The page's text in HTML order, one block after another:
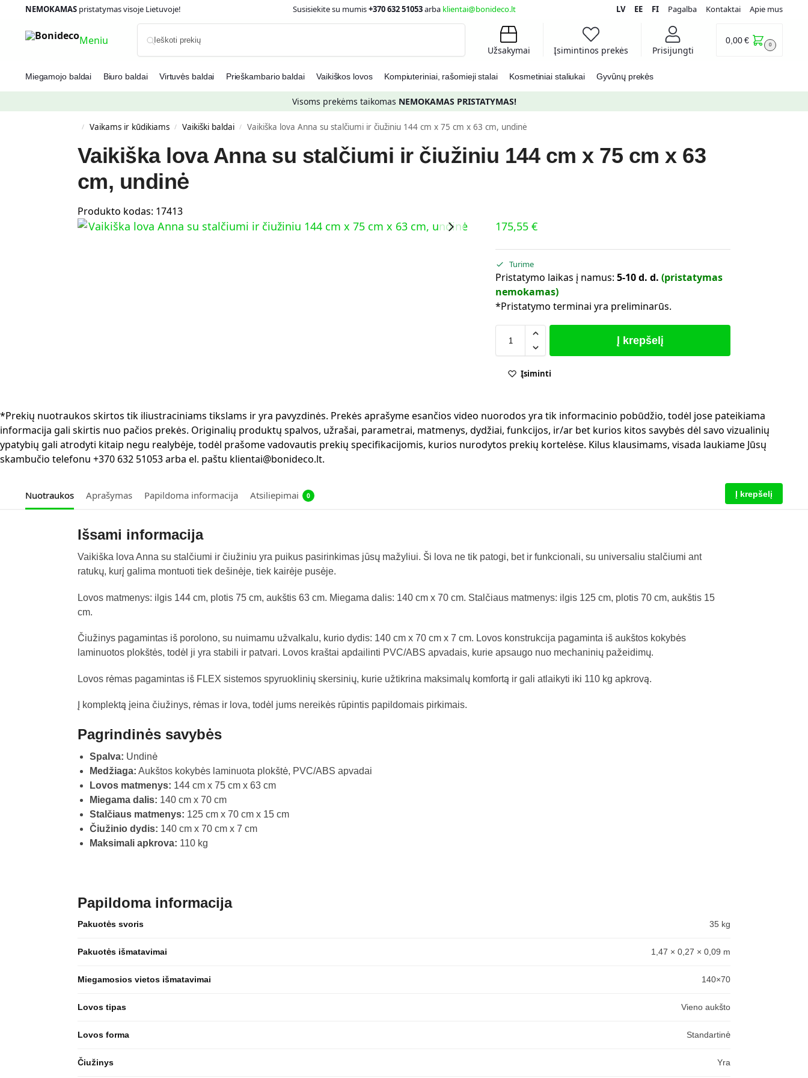
NEMOKAMASpristatymas visoje Lietuvoje! Susisiekite su mumis+370 632 51053arba klientai@bonideco.lt LV EE FI Pagalba Kontaktai Apie mus
Meniu
Užsakymai Įsimintinos prekės Prisijungti
0,00€ 0
Miegamojo baldai Biuro baldai Virtuvės baldai Prieškambario baldai Vaikiškos lovos Kompiuteriniai, rašomieji stalai Kosmetiniai staliukai Gyvūnų prekės
Visoms prekėms taikomas NEMOKAMAS PRISTATYMAS!
/ Vaikams ir kūdikiams / Vaikiški baldai / Vaikiška lova Anna su stalčiumi ir čiužiniu 144 cm x 75 cm x 63 cm, undinė
Vaikiška lova Anna su stalčiumi ir čiužiniu 144 cm x 75 cm x 63
cm, undinė
Produkto kodas: 17413
175,55€
Turime
Pristatymo laikas į namus:5-10 d. d. (pristatymas
nemokamas)
*Pristatymo terminai yra preliminarūs.
Į krepšelį
Įsiminti
*Prekių nuotraukos skirtos tik iliustraciniams tikslams ir yra pavyzdinės. Prekės aprašyme esančios video nuorodos yra tik informacinio pobūdžio, todėl jose pateikiama
informacija gali skirtis nuo pačios prekės. Originalių produktų spalvos, užrašai, parametrai, matmenys, dydžiai, funkcijos, ir/ar bet kurios kitos savybės dėl savo vizualinių
ypatybių gali atrodyti kitaip negu realybėje, todėl prašome vadovautis prekių specifikacijomis, kurios nurodytos prekių kortelėse. Kilus klausimams, visada laukiame Jūsų
skambučio telefonu +370 632 51053 arba el. paštu klientai@bonideco.lt.
Nuotraukos Aprašymas Papildoma informacija Atsiliepimai 0 Į krepšelį
Išsami informacija
Vaikiška lova Anna su stalčiumi ir čiužiniu yra puikus pasirinkimas jūsų mažyliui. Ši lova ne tik patogi, bet ir funkcionali, su universaliu stalčiumi ant
ratukų, kurį galima montuoti tiek dešinėje, tiek kairėje pusėje.
Lovos matmenys: ilgis 144 cm, plotis 75 cm, aukštis 63 cm. Miegama dalis: 140 cm x 70 cm. Stalčiaus matmenys: ilgis 125 cm, plotis 70 cm, aukštis 15
cm.
Čiužinys pagamintas iš porolono, su nuimamu užvalkalu, kurio dydis: 140 cm x 70 cm x 7 cm. Lovos konstrukcija pagaminta iš aukštos kokybės
laminuotos plokštės, todėl ji yra stabili ir patvari. Lovos kraštai apdailinti PVC/ABS apvadais, kurie apsaugo nuo mechaninių pažeidimų.
Lovos rėmas pagamintas iš FLEX sistemos spyruoklinių skersinių, kurie užtikrina maksimalų komfortą ir gali atlaikyti iki 110 kg apkrovą.
Į komplektą įeina čiužinys, rėmas ir lova, todėl jums nereikės rūpintis papildomais pirkimais.
Pagrindinės savybės
Spalva: Undinė
Medžiaga: Aukštos kokybės laminuota plokštė, PVC/ABS apvadai
Lovos matmenys: 144 cm x 75 cm x 63 cm
Miegama dalis: 140 cm x 70 cm
Stalčiaus matmenys: 125 cm x 70 cm x 15 cm
Čiužinio dydis: 140 cm x 70 cm x 7 cm
Maksimali apkrova: 110 kg
Papildoma informacija
Pakuotės svoris 35 kg
Pakuotės išmatavimai 1,47 × 0,27 × 0,09 m
Miegamosios vietos išmatavimai 140×70
Lovos tipas Vieno aukšto
Lovos forma Standartinė
Čiužinys Yra